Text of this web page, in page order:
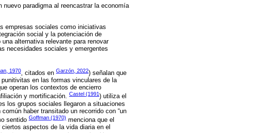
paradigma al reencastrar la economía
empresas sociales como iniciativas
social y la potenciación de
alternativa relevante para renovar
necesidades sociales y emergentes
1970, citados en Garzón, 2022) señalan que
en las formas vinculares de la
operan los contextos de encierro
y mortificación. Castel (1991 ) utiliza el
los grupos sociales llegaron a situaciones
haber transitado un recorrido con “un
sentido Goffman (1970) menciona que el
aspectos de la vida diaria en el